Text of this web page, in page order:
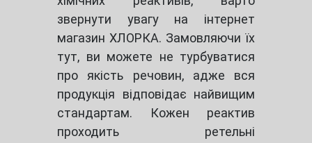
звернути увагу на інтернет
магазин ХЛОРКА. Замовляючи їх
тут, ви можете не турбуватися
про якість речовин, адже вся
продукція відповідає найвищим
стандартам. Кожен реактив
проходить ретельні